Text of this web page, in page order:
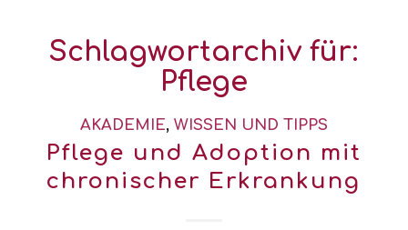
Schlagwortarchiv für:
Pflege
AKADEMIE, WISSEN UND TIPPS
Pflege und Adoption mit
chronischer Erkrankung